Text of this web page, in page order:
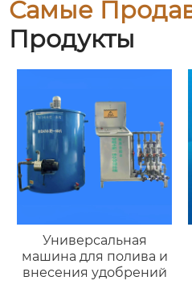
Самые
Продукты
Универсальная
машина для полива и
внесения удобрений